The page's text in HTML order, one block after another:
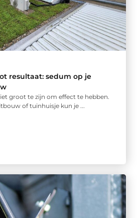
resultaat: sedum op je
groot te zijn om effect te hebben.
of tuinhuisje kun je ...